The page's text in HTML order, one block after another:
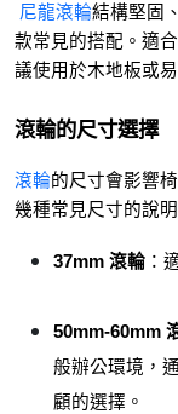
尼龍滾輪結構堅固
款常見的搭配。適
議使用於木地板或
滾輪的尺寸選擇
滾輪的尺寸會影響
幾種常見尺寸的說明
37mm 滾輪 ：
50mm-60mm
般辦公環境，
顧的選擇。